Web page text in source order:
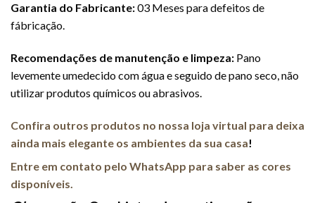
Garantia do Fabricante:03 Meses para defeitos de
fábricação.
Recomendações de manutenção e limpeza: Pano
levemente umedecido com água e seguido de pano seco, não
utilizar produtos químicos ou abrasivos.
Confira outros produtos no nossa loja virtual para deixa
ainda mais elegante os ambientes da sua casa!
Entre em contato pelo WhatsApp para saber as cores
disponíveis.